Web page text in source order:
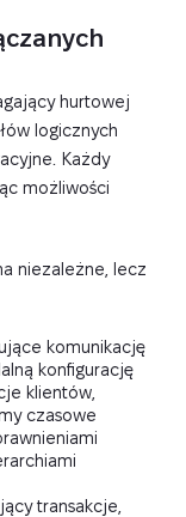
hurtowej
logicznych
Każdy
możliwości
niezależne, lecz
komunikację
konfigurację
klientów,
czasowe
transakcje,